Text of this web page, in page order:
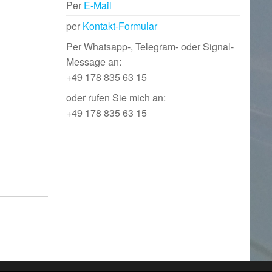
Per E-Mail
per Kontakt-Formular
Per Whatsapp-, Telegram- oder Signal-
Message an:
+49 178 835 63 15
oder rufen Sie mich an:
+49 178 835 63 15